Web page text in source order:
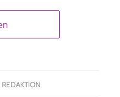
REDAKTION